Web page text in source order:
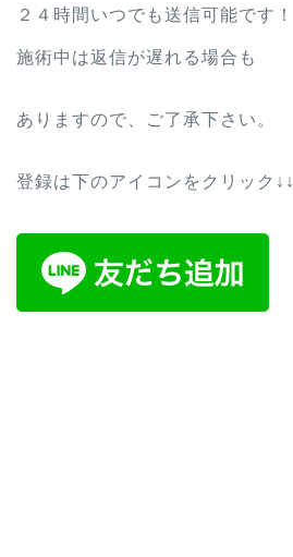
２４時間いつでも送信可能です！
施術中は返信が遅れる場合も
ありますので、ご了承下さい。
登録は下のアイコンをクリック↓↓